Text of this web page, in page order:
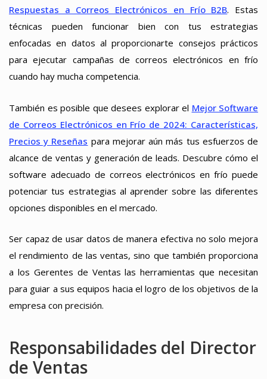
Respuestas a Correos Electrónicos en Frío B2B. Estas
técnicas pueden funcionar bien con tus estrategias
enfocadas en datos al proporcionarte consejos prácticos
para ejecutar campañas de correos electrónicos en frío
cuando hay mucha competencia.
También es posible que desees explorar el Mejor Software
de Correos Electrónicos en Frío de 2024: Características,
Precios y Reseñas para mejorar aún más tus esfuerzos de
alcance de ventas y generación de leads. Descubre cómo el
software adecuado de correos electrónicos en frío puede
potenciar tus estrategias al aprender sobre las diferentes
opciones disponibles en el mercado.
Ser capaz de usar datos de manera efectiva no solo mejora
el rendimiento de las ventas, sino que también proporciona
a los Gerentes de Ventas las herramientas que necesitan
para guiar a sus equipos hacia el logro de los objetivos de la
empresa con precisión.
Responsabilidades del Director
de Ventas